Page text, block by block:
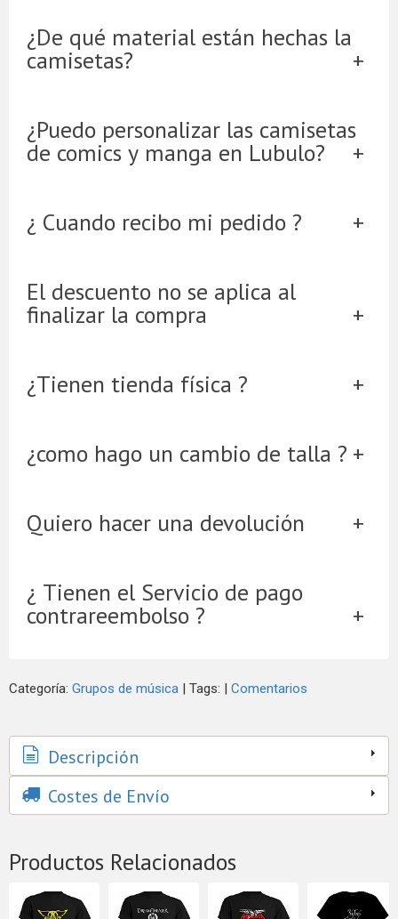
¿De qué material están hechas la
camisetas?
¿Puedo personalizar las camisetas
de comics y manga en Lubulo?
¿ Cuando recibo mi pedido ?
El descuento no se aplica al
finalizar la compra
¿Tienen tienda física ?
¿como hago un cambio de talla ?
Quiero hacer una devolución
¿ Tienen el Servicio de pago
contrareembolso ?
Categoría: Grupos de música Tags: Comentarios
Descripción
Costes de Envío
Productos Relacionados